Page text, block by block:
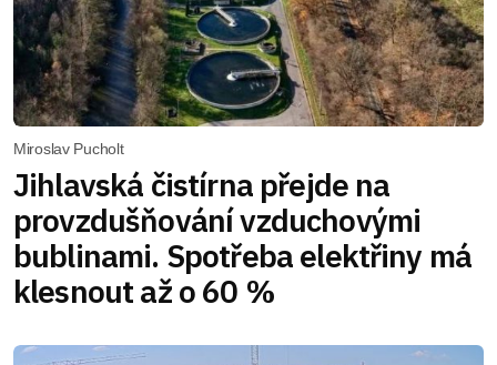
Miroslav Pucholt
Jihlavská čistírna přejde na
provzdušňování vzduchovými
bublinami. Spotřeba elektřiny má
klesnout až o 60 %